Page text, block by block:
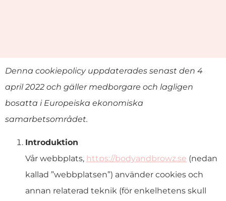
Denna cookiepolicy uppdaterades senast den 4
april 2022 och gäller medborgare och lagligen
bosatta i Europeiska ekonomiska
samarbetsområdet.
Introduktion
Vår webbplats, https://bodyandbrowz.se (nedan
kallad ”webbplatsen”) använder cookies och
annan relaterad teknik (för enkelhetens skull